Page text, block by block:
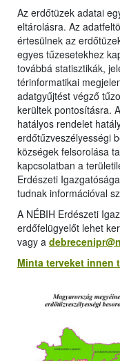
Az erdőtüzek adatai
eltárolásra. Az
értesülnek az
egyes tűzesetekhez
továbbá statisztikák,
térinformatikai
adatgyűjtést végző
kerültek pontosításra.
hatályos rendelet
erdőtűzveszélyességi
községek felsorolása
kapcsolatban a
Erdészeti
tudnak információval
A NÉBIH Erdészeti
erdőfelügyelőt lehet
vagy a
Minta terveket innen